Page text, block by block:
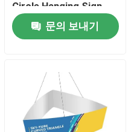
Circle Hanging Sign
PSD
문의 보내기